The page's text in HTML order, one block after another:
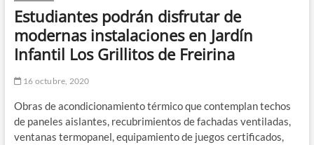
Estudiantes podrán disfrutar de
modernas instalaciones en Jardín
Infantil Los Grillitos de Freirina
16 octubre, 2020
Obras de acondicionamiento térmico que contemplan techos
de paneles aislantes, recubrimientos de fachadas ventiladas,
ventanas termopanel, equipamiento de juegos certificados,